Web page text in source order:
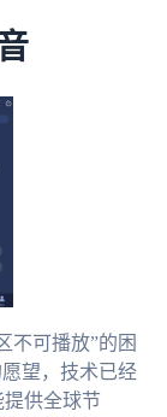
不可播放”的困
望，技术已经
供全球节